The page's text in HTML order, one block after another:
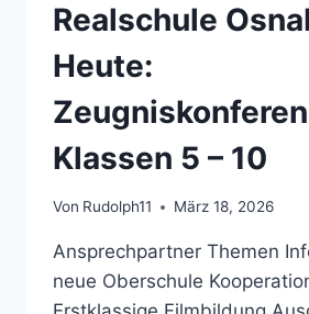
FÖRDERVEREIN
Realschule
Heute:
Klassen 5 – 10
Von Rudolph11 März 18, 2026
Ansprechpartner Themen
neue Oberschule